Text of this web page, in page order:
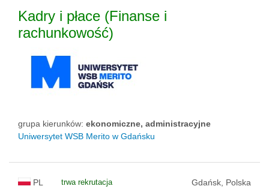
Kadry i płace (Finanse i
rachunkowość)
grupa kierunków: ekonomiczne, administracyjne
Uniwersytet WSB Merito w Gdańsku
PL trwa rekrutacja Gdańsk, Polska